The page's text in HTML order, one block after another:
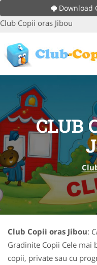
Download
Club Copii oras Jibou
CLUB
Club Copii oras Jibou:
Gradinite Copii Cele mai
copii, private sau cu